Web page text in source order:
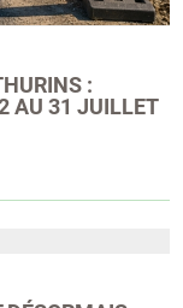
:
AU 31 JUILLET